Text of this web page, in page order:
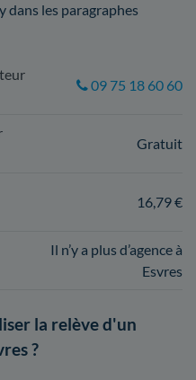
dans les paragraphes
09 75 18 60 60
Gratuit
16,79 €
Il n’y a plus d’agence à
Esvres
la relève d'un
?